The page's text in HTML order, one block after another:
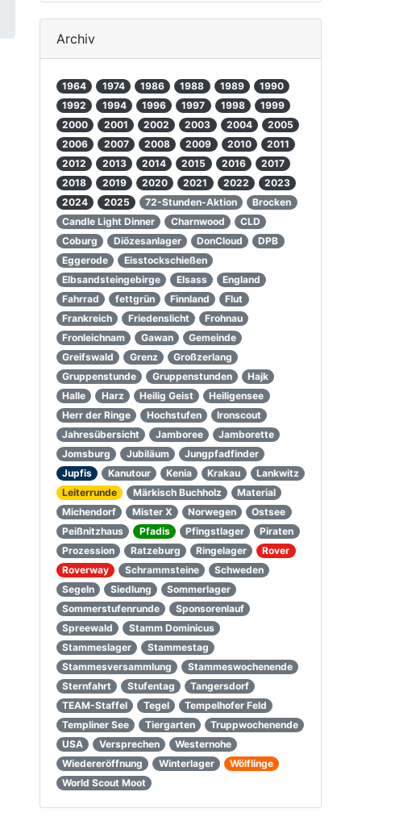
Archiv
1964 1974 1986 1988 1989
1990
1992
1994 1996 1997 1998
1999
2000
2001 2002 2003 2004
2005
2006
2007 2008 2009 2010
2011
2012
2013 2014 2015 2016
2017
2018
2019 2020 2021 2022
2023
2024
2025 72-Stunden-Aktion
Brocken
Candle Light Dinner
Charnwood
CLD
Coburg
Diözesanlager DonCloud
DPB
Eggerode
Eisstockschießen
Elbsandsteingebirge
Elsass
England
Fahrrad
fettgrün Finnland
Flut
Frankreich
Friedenslicht
Frohnau
Fronleichnam
Gawan
Gemeinde
Greifswald
Grenz
Großzerlang
Gruppenstunde
Gruppenstunden
Hajk
Halle
Harz Heilig Geist
Heiligensee
Herr der Ringe
Hochstufen
Ironscout
Jahresübersicht
Jamboree
Jamborette
Jomsburg
Jubiläum
Jungpfadfinder
Jupfis
Kanutour Kenia Krakau
Lankwitz
Leiterrunde
Märkisch Buchholz
Material
Michendorf
Mister X Norwegen
Ostsee
Peißnitzhaus
Pfadis Pfingstlager
Piraten
Prozession
Ratzeburg Ringelager
Rover
Roverway
Schrammsteine
Schweden
Segeln
Siedlung
Sommerlager
Sommerstufenrunde
Sponsorenlauf
Spreewald
Stamm Dominicus
Stammeslager
Stammestag
Stammesversammlung
Stammeswochenende
Sternfahrt
Stufentag
Tangersdorf
TEAM-Staffel
Tegel
Tempelhofer Feld
Templiner See
Tiergarten
Truppwochenende
USA
Versprechen
Westernohe
Wiedereröffnung
Winterlager
Wölflinge
World Scout Moot